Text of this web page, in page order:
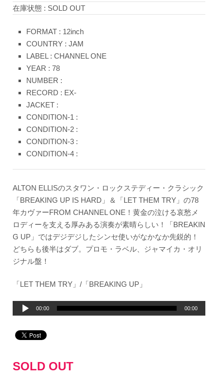
在庫状態 : SOLD OUT
FORMAT : 12inch
COUNTRY : JAM
LABEL : CHANNEL ONE
YEAR : 78
NUMBER :
RECORD : EX-
JACKET :
CONDITION-1 :
CONDITION-2 :
CONDITION-3 :
CONDITION-4 :
ALTON ELLISのスタワン・ロックステディー・クラシック
「BREAKING UP IS HARD」＆「LET THEM TRY」の78
年カヴァーFROM CHANNEL ONE！黄金の泣ける哀愁メ
ロディーを支える厚みある演奏が素晴らしい！「BREAKIN
G UP」ではデジデジしたシンセ使いがなかなか先鋭的！
どちらも後半はダブ。プロモ・ラベル、ジャマイカ・オリ
ジナル盤！
「LET THEM TRY」/「BREAKING UP」
プ
ヤ
00:00 00:00
SOLD OUT